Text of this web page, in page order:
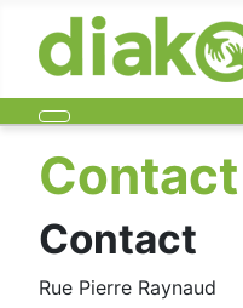
Contact
Contact
Adresse:
Rue Pierre Raynaud